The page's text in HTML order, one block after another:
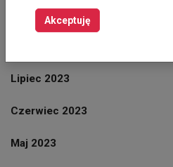
Wrzesień 2023
Lipiec 2023
Czerwiec 2023
Maj 2023
Akceptuję